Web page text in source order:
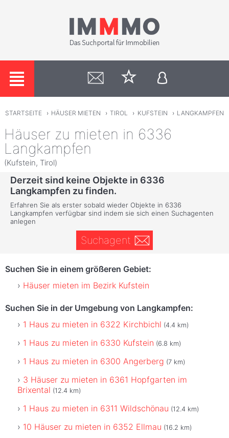
STARTSEITE › HÄUSER MIETEN › TIROL › KUFSTEIN › LANGKAMPFEN
Häuser zu mieten in 6336
Langkampfen
(Kufstein, Tirol)
Derzeit sind keine Objekte in 6336
Langkampfen zu finden.
Erfahren Sie als erster sobald wieder Objekte in 6336
Langkampfen verfügbar sind indem sie sich einen Suchagenten
anlegen
Suchagent
Suchen Sie in einem größeren Gebiet:
Häuser mieten im Bezirk Kufstein
Suchen Sie in der Umgebung von Langkampfen:
1 Haus zu mieten in 6322 Kirchbichl (4.4 km)
1 Haus zu mieten in 6330 Kufstein (6.8 km)
1 Haus zu mieten in 6300 Angerberg (7 km)
3 Häuser zu mieten in 6361 Hopfgarten im
Brixental (12.4 km)
1 Haus zu mieten in 6311 Wildschönau (12.4 km)
10 Häuser zu mieten in 6352 Ellmau (16.2 km)